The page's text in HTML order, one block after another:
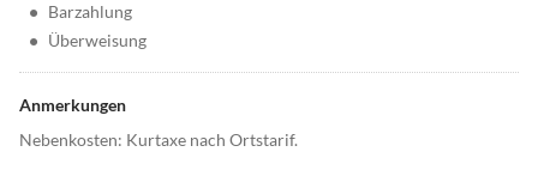
• Barzahlung
• Überweisung
Anmerkungen
Nebenkosten: Kurtaxe nach Ortstarif.